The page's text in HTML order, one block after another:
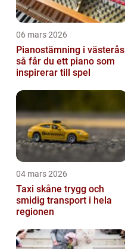
06 mars 2026
Pianostämning i västerås
så får du ett piano som
inspirerar till spel
04 mars 2026
Taxi skåne trygg och
smidig transport i hela
regionen